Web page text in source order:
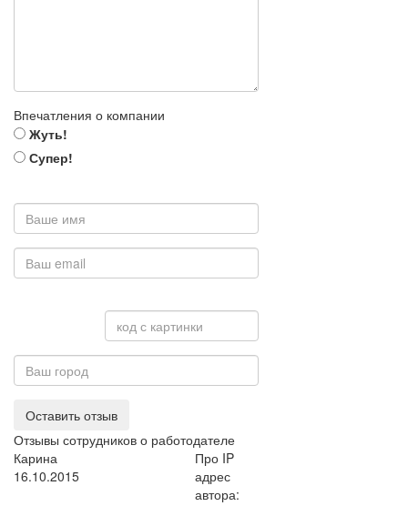
Впечатления о компании
Жуть!
Супер!
Оставить отзыв
Отзывы сотрудников о работодателе
Карина
16.10.2015
Про IP
адрес
автора: